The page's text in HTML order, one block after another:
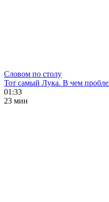
Словом по столу
Тот самый Лука. В чем
01:33
23 мин